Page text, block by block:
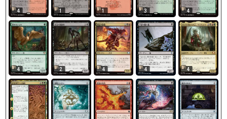
4 1 1 3 4
4 2 4 4 4